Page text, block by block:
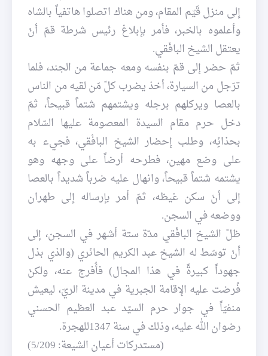
إلى منزل قَيّم المقام، ومن هناك اتصلوا هاتفياً بالشاه
وأعلموه بالخبر، فأمر بإبلاغ رئيس شرطة قمّ أنْ
يعتقل الشيخ البافْقي.
ثمّ حضر إلى قمّ بنفسه ومعه جماعة من الجند، فلما
ترّجل من السيارة، أخذ يضرب كلّ مَن لقيه من الناس
بالعصا ويركلهم برجله ويشتمهم شتماً قبيحاً، ثمّ
دخل حرم مقام السيدة المعصومة عليها السّلام
بحذائِه، وطلب إحضار الشيخ البافْقي، فجيء به
على وضع مهين، فطرحه أرضاً على وجهه وهو
يشتمه شتماً قبيحاً، وانهال عليه ضرباً شديداً بالعصا
إلى أنْ سكن غيظه، ثمّ أمر بإرساله إلى طهران
ووضعه في السجن.
ظلّ الشيخ البافْقي مدّة ستة أشهر في السجن، إلى
أنْ توسّط له الشيخ عبد الكريم الحائري (والذي بذل
جهوداً كبيرةً في هذا المجال) فأُفرج عنه، ولكنْ
فُرضت عليه الإقامة الجبرية في مدينة الريّ، ليعيش
منفيّاً في جوار حرم السيّد عبد العظيم الحسني
رضوان الله عليه، وذلك في سنة 1347للهجرة.
(مستدركات أعيان الشيعة: 5/209)